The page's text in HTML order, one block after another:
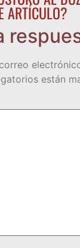
ARTÍCULO?
están